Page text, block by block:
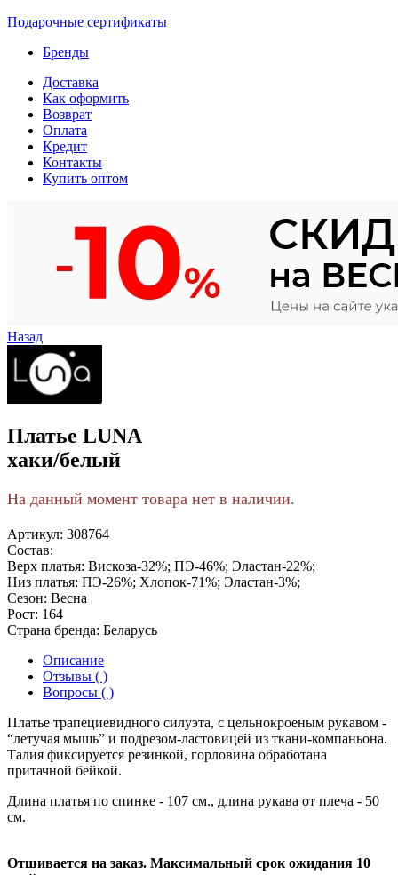
Подарочные сертификаты
Бренды
Доставка
Как оформить
Возврат
Оплата
Кредит
Контакты
Купить оптом
Назад
Платье LUNA
хаки/белый
На данный момент товара нет в наличии.
Артикул: 308764
Состав:
Верх платья: Вискоза-32%; ПЭ-46%; Эластан-22%;
Низ платья: ПЭ-26%; Хлопок-71%; Эластан-3%;
Сезон: Весна
Рост: 164
Страна бренда: Беларусь
Описание
Отзывы ( )
Вопросы ( )
Платье трапециевидного силуэта, с цельнокроеным рукавом -
“летучая мышь” и подрезом-ластовицей из ткани-компаньона.
Талия фиксируется резинкой, горловина обработана
притачной бейкой.
Длина платья по спинке - 107 см., длина рукава от плеча - 50
см.
Отшивается на заказ. Максимальный срок ожидания 10